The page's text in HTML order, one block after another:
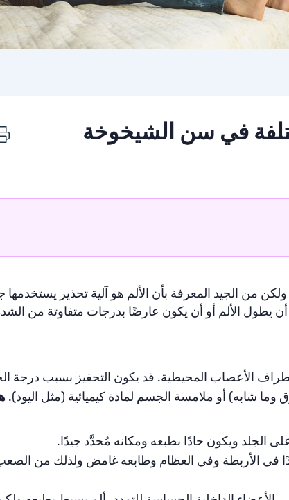
في سن الشيخوخة
من الجيد المعرفة بأن الألم هو آلية تحذير يستخدمها
يطول الألم أو أن يكون عارضًا بدرجات متفاوتة من
الأعصاب المحيطية. قد يكون التحفيز بسبب درجة
وما شابه) أو ملامسة الجسم لمادة كيميائية (مثل اليود).
الجلد ويكون حادًا بطبعه ومكانه مُحدَّد جيدًا.
في الأربطة وفي العظام وطابعه غامض ولذلك من